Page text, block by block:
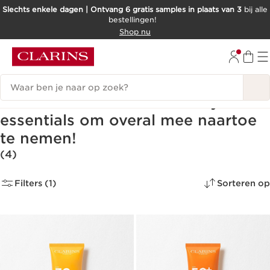
DOORGAAN NAAR INHOUD
Slechts enkele dagen | Ontvang 6 gratis samples in plaats van 3 bij alle
bestellingen!
Shop nu
Zoekgeschiedenis
Ontdek onze selectie beauty
essentials om overal mee naartoe
te nemen!
(4)
Filters (1) Sorteren op